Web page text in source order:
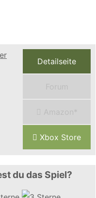
Detailseite
Forum
Amazon*
Xbox Store
du das Spiel?